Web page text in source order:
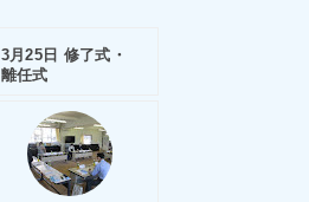
3月25日 修了式・
離任式